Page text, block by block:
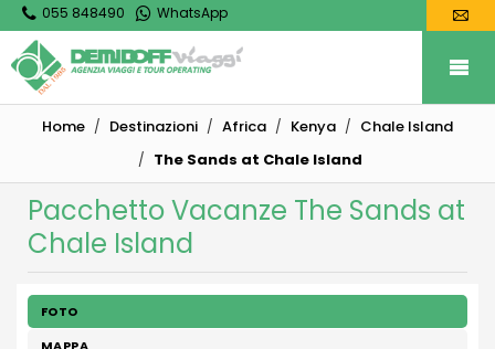
055 848490 WhatsApp
Home Destinazioni Africa Kenya
Chale Island
The Sands at Chale Island
Pacchetto Vacanze The Sands at
Chale Island
FOTO